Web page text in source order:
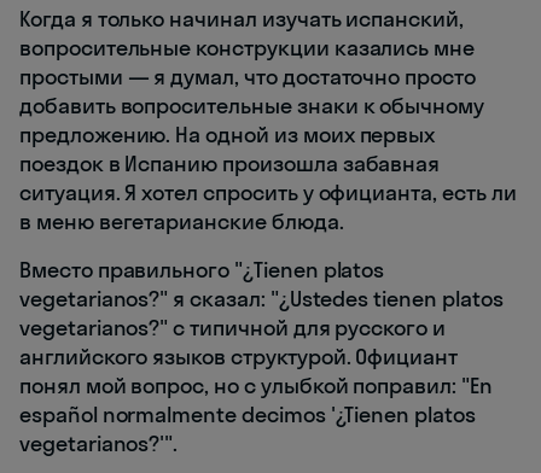
Когда я только начинал изучать испанский,
вопросительные конструкции казались мне
простыми — я думал, что достаточно просто
добавить вопросительные знаки к обычному
предложению. На одной из моих первых
поездок в Испанию произошла забавная
ситуация. Я хотел спросить у официанта, есть ли
в меню вегетарианские блюда.
Вместо правильного "¿Tienen platos
vegetarianos?" я сказал: "¿Ustedes tienen platos
vegetarianos?" с типичной для русского и
английского языков структурой. Официант
понял мой вопрос, но с улыбкой поправил: "En
español normalmente decimos '¿Tienen platos
vegetarianos?'".